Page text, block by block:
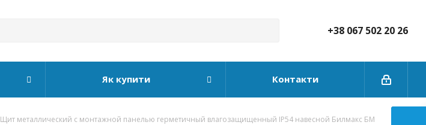
+38 067 502 20 26
Як купити Контакти
Щит металлический с монтажной панелью герметичный влагозащищенный IP54 навесной Билмакс БМ